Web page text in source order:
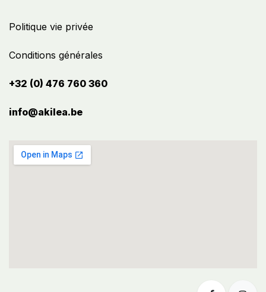
Politique vie privée
Conditions générales
+32 (0) 476 760 360
info@akilea.be​